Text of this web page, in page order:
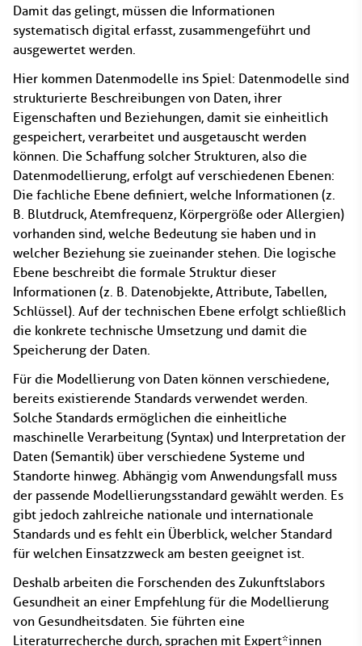
Damit das gelingt, müssen die Informationen
systematisch digital erfasst, zusammengeführt und
ausgewertet werden.
Hier kommen Datenmodelle ins Spiel: Datenmodelle sind
strukturierte Beschreibungen von Daten, ihrer
Eigenschaften und Beziehungen, damit sie einheitlich
gespeichert, verarbeitet und ausgetauscht werden
können. Die Schaffung solcher Strukturen, also die
Datenmodellierung, erfolgt auf verschiedenen Ebenen:
Die fachliche Ebene definiert, welche Informationen (z.
B. Blutdruck, Atemfrequenz, Körpergröße oder Allergien)
vorhanden sind, welche Bedeutung sie haben und in
welcher Beziehung sie zueinander stehen. Die logische
Ebene beschreibt die formale Struktur dieser
Informationen (z. B. Datenobjekte, Attribute, Tabellen,
Schlüssel). Auf der technischen Ebene erfolgt schließlich
die konkrete technische Umsetzung und damit die
Speicherung der Daten.
Für die Modellierung von Daten können verschiedene,
bereits existierende Standards verwendet werden.
Solche Standards ermöglichen die einheitliche
maschinelle Verarbeitung (Syntax) und Interpretation der
Daten (Semantik) über verschiedene Systeme und
Standorte hinweg. Abhängig vom Anwendungsfall muss
der passende Modellierungsstandard gewählt werden. Es
gibt jedoch zahlreiche nationale und internationale
Standards und es fehlt ein Überblick, welcher Standard
für welchen Einsatzzweck am besten geeignet ist.
Deshalb arbeiten die Forschenden des Zukunftslabors
Gesundheit an einer Empfehlung für die Modellierung
von Gesundheitsdaten. Sie führten eine
Literaturrecherche durch, sprachen mit Expert*innen